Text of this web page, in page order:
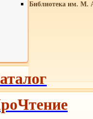
Библиотека им. М.